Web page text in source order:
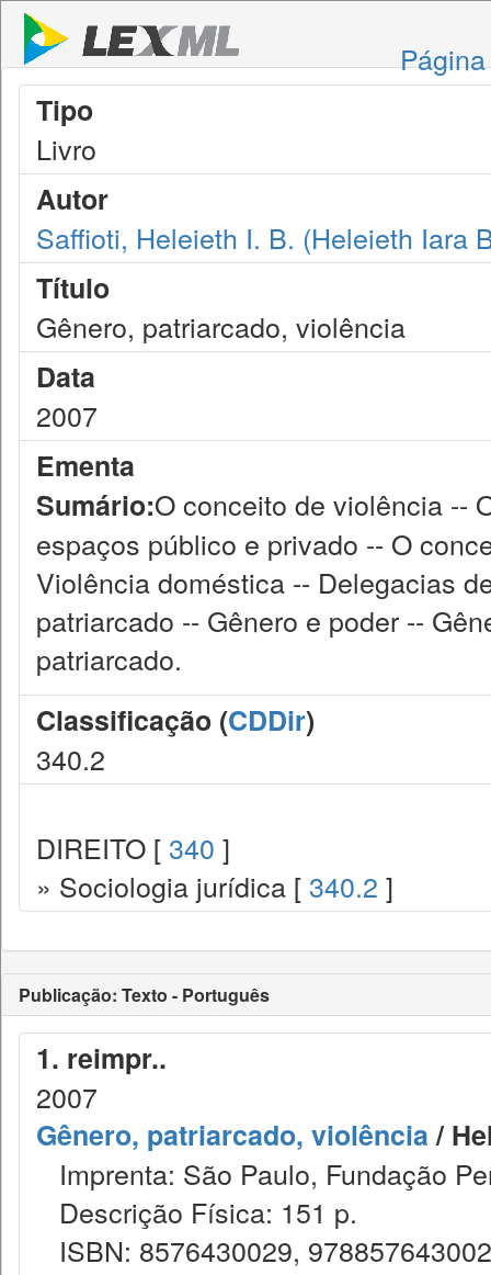
Tipo
Livro
Autor
Saffioti, Heleieth I. B. (Heleieth Iara
Título
Gênero, patriarcado, violência
Data
2007
Ementa
Sumário:O conceito de violência --
espaços público e privado -- O
Violência doméstica -- Delegacias
patriarcado -- Gênero e poder --
patriarcado.
Classificação (CDDir)
340.2
DIREITO [ 340 ]
» Sociologia jurídica [ 340.2 ]
Publicação: Texto - Português
1. reimpr..
2007
Gênero, patriarcado, violência/
Imprenta: São Paulo, Fundação
Descrição Física: 151 p.
ISBN: 8576430029,